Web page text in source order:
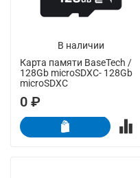
В наличии
Карта памяти BaseTech /
128Gb microSDXC- 128Gb
microSDXC
0 ₽